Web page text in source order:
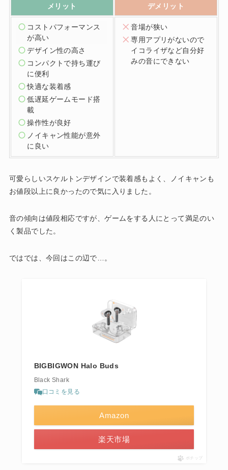
メリット デメリット
コストパフォーマンス
が高い
デザイン性の高さ
コンパクトで持ち運び
に便利
快適な装着感
低遅延ゲームモード搭
載
操作性が良好
ノイキャン性能が意外
に良い
音場が狭い
専用アプリがないので
イコライザなど自分好
みの音にできない
可愛らしいスケルトンデザインで装着感もよく、ノイキャンも
お値段以上に良かったので気に入りました。
音の傾向は値段相応ですが、ゲームをする人にとって満足のい
く製品でした。
ではでは、今回はこの辺で…。
BIGBIGWON Halo Buds
Black Shark
口コミを見る
Amazon
楽天市場
ポチップ